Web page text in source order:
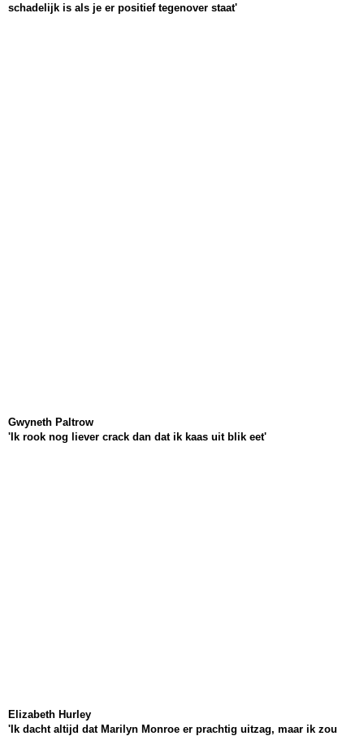
schadelijk is als je er positief tegenover staat'
Gwyneth Paltrow
'Ik rook nog liever crack dan dat ik kaas uit blik eet'
Elizabeth Hurley
'Ik dacht altijd dat Marilyn Monroe er prachtig uitzag, maar ik zou